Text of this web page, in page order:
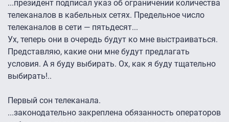
...президент подписал указ об ограничении количества
телеканалов в кабельных сетях. Предельное число
телеканалов в сети — пятьдесят...
Ух, теперь они в очередь будут ко мне выстраиваться.
Представляю, какие они мне будут предлагать
условия. А я буду выбирать. Ох, как я буду тщательно
выбирать!..
Первый сон телеканала.
...законодательно закреплена обязанность операторов